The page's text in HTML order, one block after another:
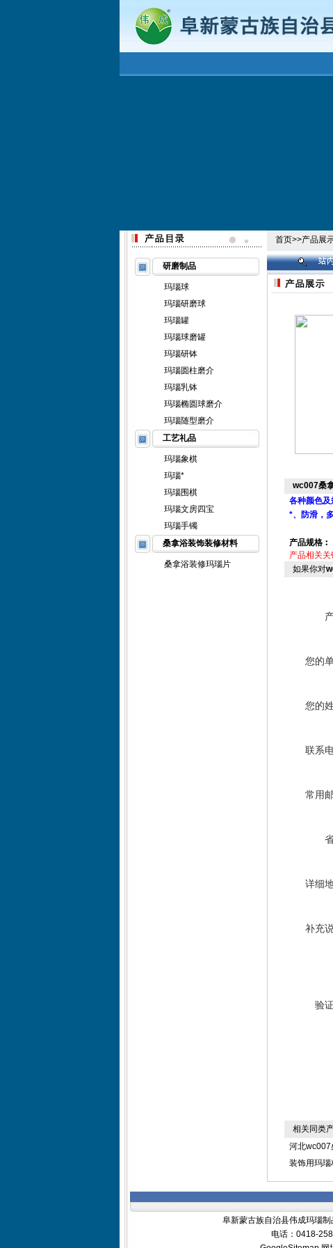
研磨制品
玛瑙球
玛瑙研磨球
玛瑙罐
玛瑙球磨罐
玛瑙研钵
玛瑙圆柱磨介
玛瑙乳钵
玛瑙椭圆球磨介
玛瑙随型磨介
工艺礼品
玛瑙象棋
玛瑙*
玛瑙围棋
玛瑙文房四宝
玛瑙手镯
桑拿浴装饰装修材料
桑拿浴装修玛瑙片
首页>>产品展
wc007桑
各种颜色及
*、防滑，
产品规格︰
产品相关关
如果你对
您的
您的
联系
常用
详细
补充
验
相关同类产
河北wc007
装饰用玛瑙
阜新蒙古族自治县伟成玛瑙制
电话：0418-